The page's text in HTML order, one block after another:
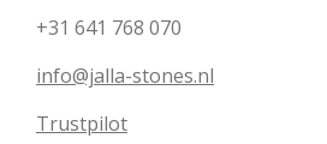
+31 641 768 070
info@jalla-stones.nl
Trustpilot